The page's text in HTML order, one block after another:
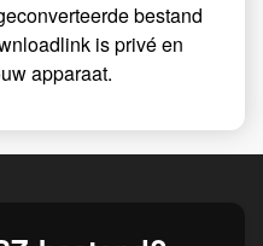
bestand
is privé en
apparaat.